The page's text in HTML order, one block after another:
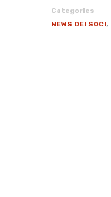
Categories
NEWS DEI SOCI,